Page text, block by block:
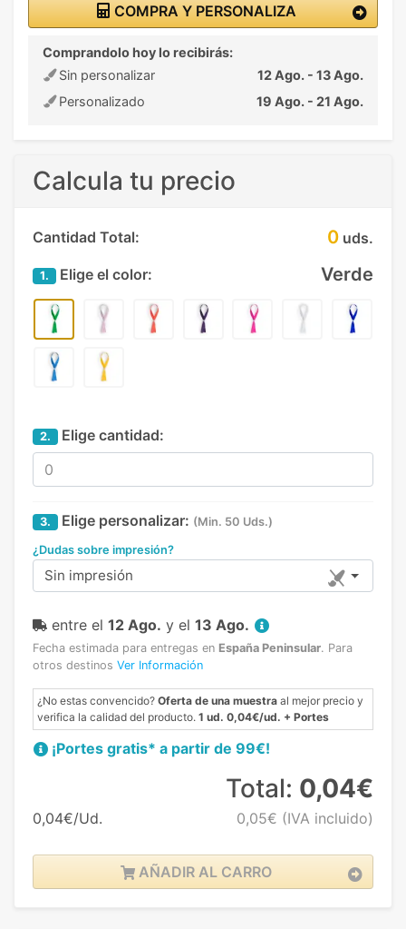
COMPRA Y PERSONALIZA
Comprandolo hoy lo recibirás:
Sin personalizar
12 Ago. - 13 Ago.
Personalizado
19 Ago. - 21 Ago.
Calcula tu precio
Cantidad Total: 0 uds.
1. Elige el color: Verde
2. Elige cantidad:
3. Elige personalizar: (Min. 50 Uds.)
¿Dudas sobre impresión?
Sin impresión
entre el 12 Ago. y el 13 Ago.
Fecha estimada para entregas en España Peninsular. Para
otros destinos Ver Información
¿No estas convencido? Oferta de una muestra al mejor precio y
verifica la calidad del producto. 1 ud. 0,04€/ud. + Portes
¡Portes gratis* a partir de 99€!
0,04€/Ud.
Total: 0,04€
0,05€ (IVA incluido)
AÑADIR AL CARRO